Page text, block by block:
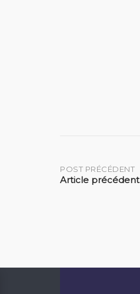
Post
POST PRÉCÉDENT
Article précédent